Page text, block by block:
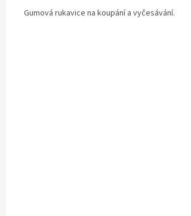
Gumová rukavice na koupání a vyčesávání.